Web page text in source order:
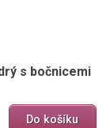
s bočnicemi
Do košíku